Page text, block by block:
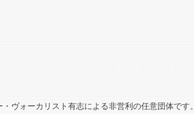
ヴォーカリスト有志による非営利の任意団体です。